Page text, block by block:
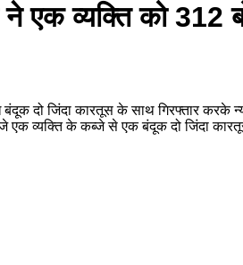
ने एक व्यक्ति को
दो जिंदा कारतूस के साथ गिरफ्तार करके
बजे एक व्यक्ति के कब्जे से एक बंदूक दो जिंदा